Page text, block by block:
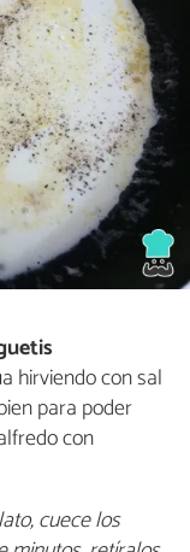
hirviendo con sal
para poder
con
cuece los